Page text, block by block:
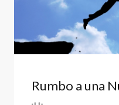
Rumbo a una